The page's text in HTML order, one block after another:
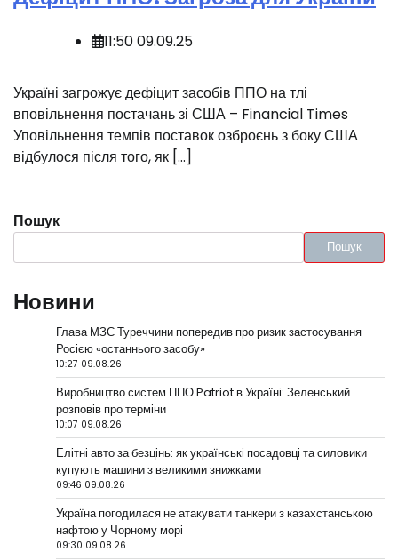
11:50 09.09.25
️Україні загрожує дефіцит засобів ППО на тлі
вповільнення постачань зі США – Financial Times
Уповільнення темпів поставок озброєнь з боку США
відбулося після того, як […]
Пошук
Пошук
Новини
Глава МЗС Туреччини попередив про ризик застосування
Росією «останнього засобу»
10:27 09.08.26
Виробництво систем ППО Patriot в Україні: Зеленський
розповів про терміни
10:07 09.08.26
Елітні авто за безцінь: як українські посадовці та силовики
купують машини з великими знижками
09:46 09.08.26
Україна погодилася не атакувати танкери з казахстанською
нафтою у Чорному морі
09:30 09.08.26